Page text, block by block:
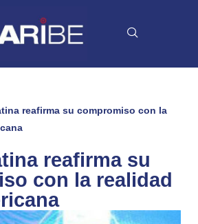
reafirma su compromiso con la
reafirma su
con la realidad